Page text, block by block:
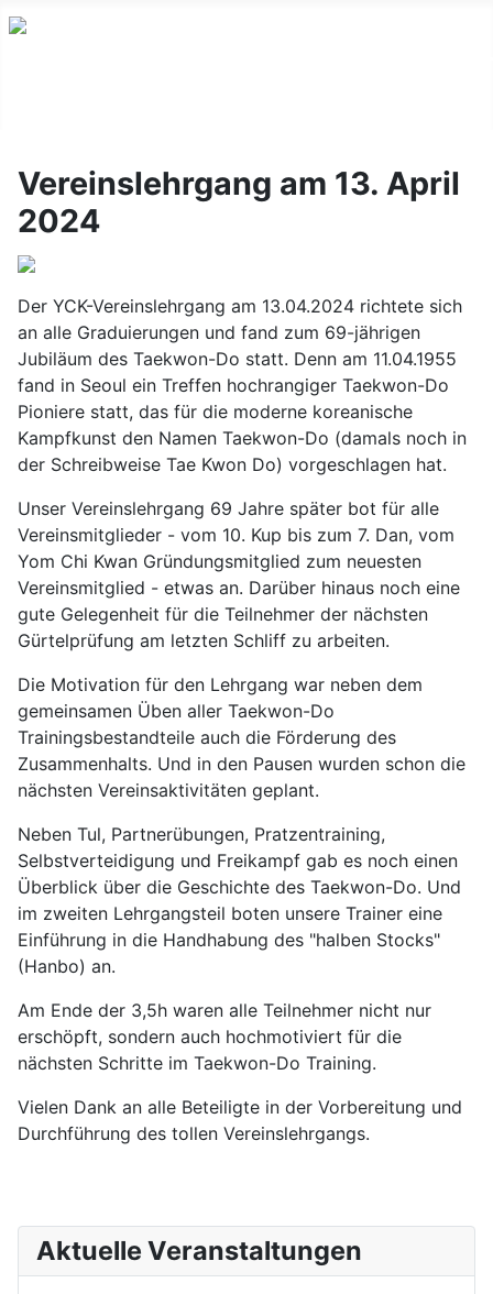
Vereinslehrgang am 13. April
2024
Der YCK-Vereinslehrgang am 13.04.2024 richtete sich
an alle Graduierungen und fand zum 69-jährigen
Jubiläum des Taekwon-Do statt. Denn am 11.04.1955
fand in Seoul ein Treffen hochrangiger Taekwon-Do
Pioniere statt, das für die moderne koreanische
Kampfkunst den Namen Taekwon-Do (damals noch in
der Schreibweise Tae Kwon Do) vorgeschlagen hat.
Unser Vereinslehrgang 69 Jahre später bot für alle
Vereinsmitglieder - vom 10. Kup bis zum 7. Dan, vom
Yom Chi Kwan Gründungsmitglied zum neuesten
Vereinsmitglied - etwas an. Darüber hinaus noch eine
gute Gelegenheit für die Teilnehmer der nächsten
Gürtelprüfung am letzten Schliff zu arbeiten.
Die Motivation für den Lehrgang war neben dem
gemeinsamen Üben aller Taekwon-Do
Trainingsbestandteile auch die Förderung des
Zusammenhalts. Und in den Pausen wurden schon die
nächsten Vereinsaktivitäten geplant.
Neben Tul, Partnerübungen, Pratzentraining,
Selbstverteidigung und Freikampf gab es noch einen
Überblick über die Geschichte des Taekwon-Do. Und
im zweiten Lehrgangsteil boten unsere Trainer eine
Einführung in die Handhabung des "halben Stocks"
(Hanbo) an.
Am Ende der 3,5h waren alle Teilnehmer nicht nur
erschöpft, sondern auch hochmotiviert für die
nächsten Schritte im Taekwon-Do Training.
Vielen Dank an alle Beteiligte in der Vorbereitung und
Durchführung des tollen Vereinslehrgangs.
Aktuelle Veranstaltungen